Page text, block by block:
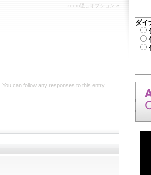
zoom隠しオプション »
. You can follow any responses to this entry
ダイ